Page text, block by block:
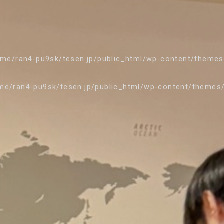
ran4-pu9sk/tesen.jp/public_html/wp-content/
ran4-pu9sk/tesen.jp/public_html/wp-content/